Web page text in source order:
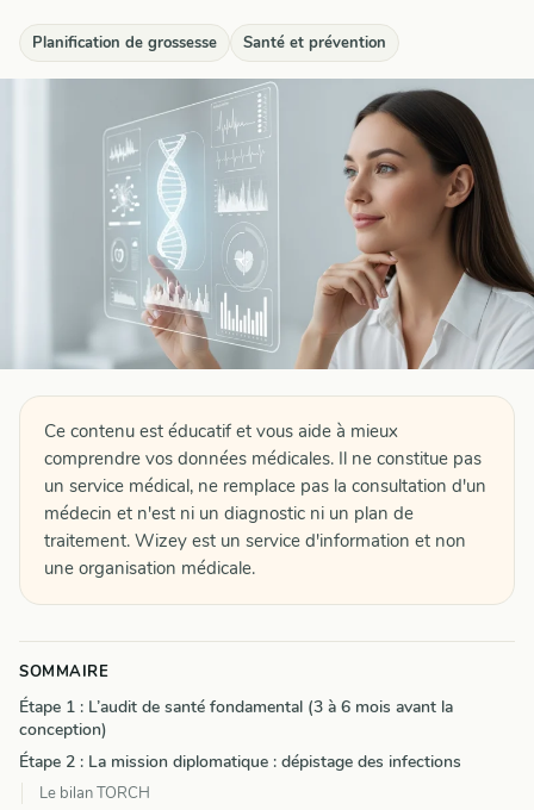
Planification de grossesse Santé et prévention
Ce contenu est éducatif et vous aide à mieux
comprendre vos données médicales. Il ne constitue pas
un service médical, ne remplace pas la consultation d'un
médecin et n'est ni un diagnostic ni un plan de
traitement. Wizey est un service d'information et non
une organisation médicale.
SOMMAIRE
Étape 1 : L’audit de santé fondamental (3 à 6 mois avant la
conception)
Étape 2 : La mission diplomatique : dépistage des infections
Le bilan TORCH